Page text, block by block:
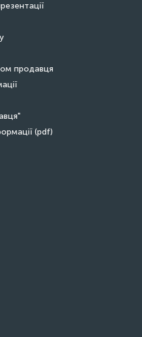
продавця
(pdf)